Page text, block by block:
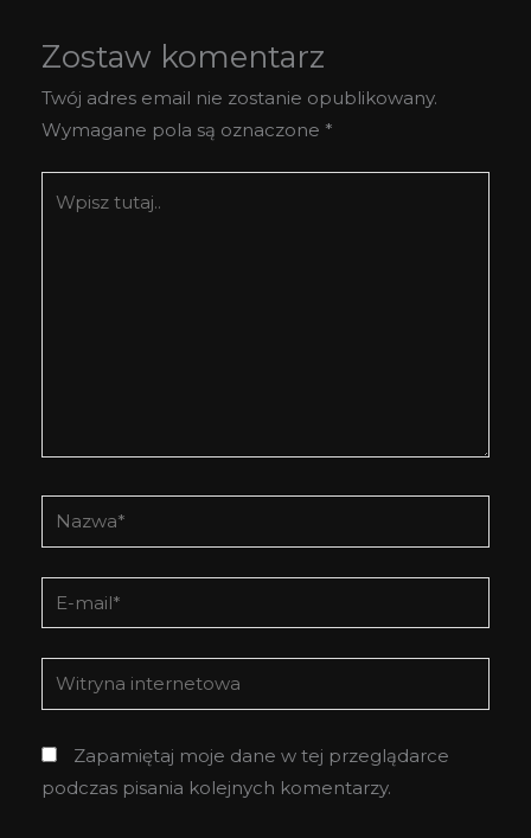
Zostaw komentarz
Twój adres email nie zostanie opublikowany.
Wymagane pola są oznaczone *
tutaj..
Nazwa*
E-
mail*
Witryna
internetowa
Zapamiętaj moje dane w tej przeglądarce
podczas pisania kolejnych komentarzy.